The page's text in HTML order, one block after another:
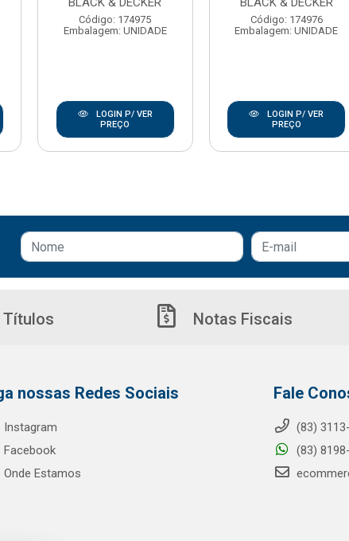
Código: 174975
Embalagem: UNIDADE
LOGIN P/ VER
PREÇO
Código: 174976
Embalagem: UNIDADE
LOGIN P/ VER
PREÇO
Títulos Notas Fiscais
nossas Redes Sociais
Instagram
Facebook
Onde Estamos
Fale
(83)
(83)